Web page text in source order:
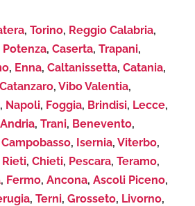
, Torino, Reggio Calabria,
Potenza, Caserta, Trapani,
, Enna, Caltanissetta, Catania,
Catanzaro, Vibo Valentia,
, Napoli, Foggia, Brindisi, Lecce,
Andria, Trani, Benevento,
Campobasso, Isernia, Viterbo,
Rieti, Chieti, Pescara, Teramo,
, Fermo, Ancona, Ascoli Piceno,
, Terni, Grosseto, Livorno,